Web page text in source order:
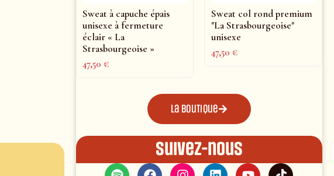
Sweat à capuche épais
unisexe à fermeture
éclair « La
Strasbourgeoise »
47,50€
Sweat col rond premium
"La Strasbourgeoise"
unisexe
47,50€
La boutique
Suivez-nous